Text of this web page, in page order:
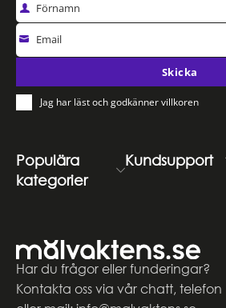
Har du frågor eller funderingar?
Kontakta oss via vår chatt, telefon
Populära
kategorier
Kundsupport
Förnamn
Email
Skicka
Jag har läst och godkänner villkoren